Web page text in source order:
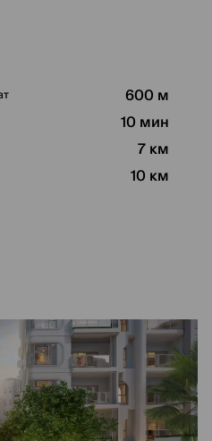
600 м
10 мин
7 км
10 км